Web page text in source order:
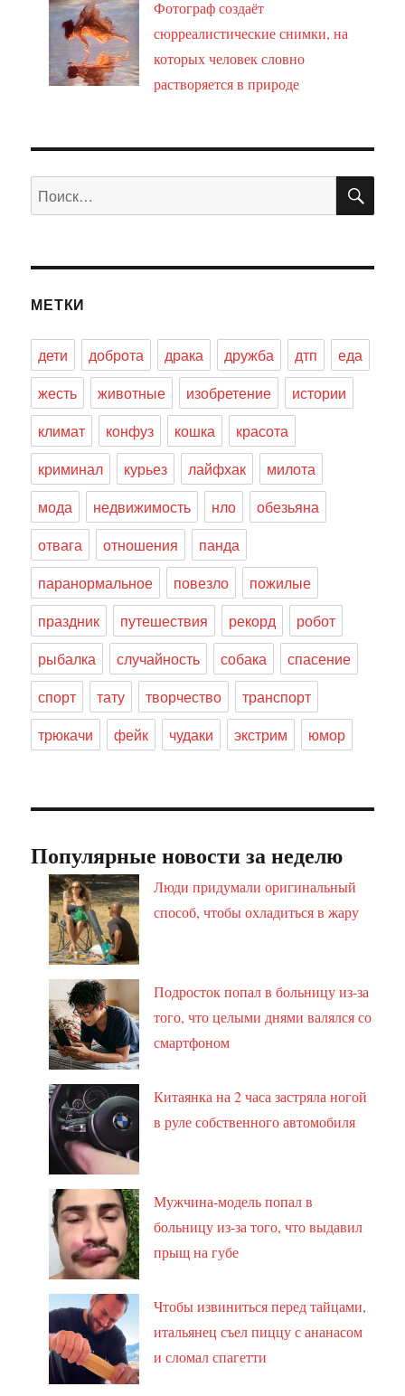
Фотограф создаёт
сюрреалистические снимки, на
которых человек словно
растворяется в природе
Искать:
МЕТКИ
дети доброта драка дружба дтп
еда
жесть
животные изобретение
истории
климат
конфуз кошка
красота
криминал
курьез лайфхак
милота
мода
недвижимость нло
обезьяна
отвага
отношения
панда
паранормальное
повезло
пожилые
праздник
путешествия рекорд
робот
рыбалка
случайность собака
спасение
спорт
тату творчество
транспорт
трюкачи
фейк чудаки экстрим юмор
Популярные новости за неделю
Люди придумали оригинальный
способ, чтобы охладиться в жару
Подросток попал в больницу из-за
того, что целыми днями валялся со
смартфоном
Китаянка на 2 часа застряла ногой
в руле собственного автомобиля
Мужчина-модель попал в
больницу из-за того, что выдавил
прыщ на губе
Чтобы извиниться перед тайцами,
итальянец съел пиццу с ананасом
и сломал спагетти